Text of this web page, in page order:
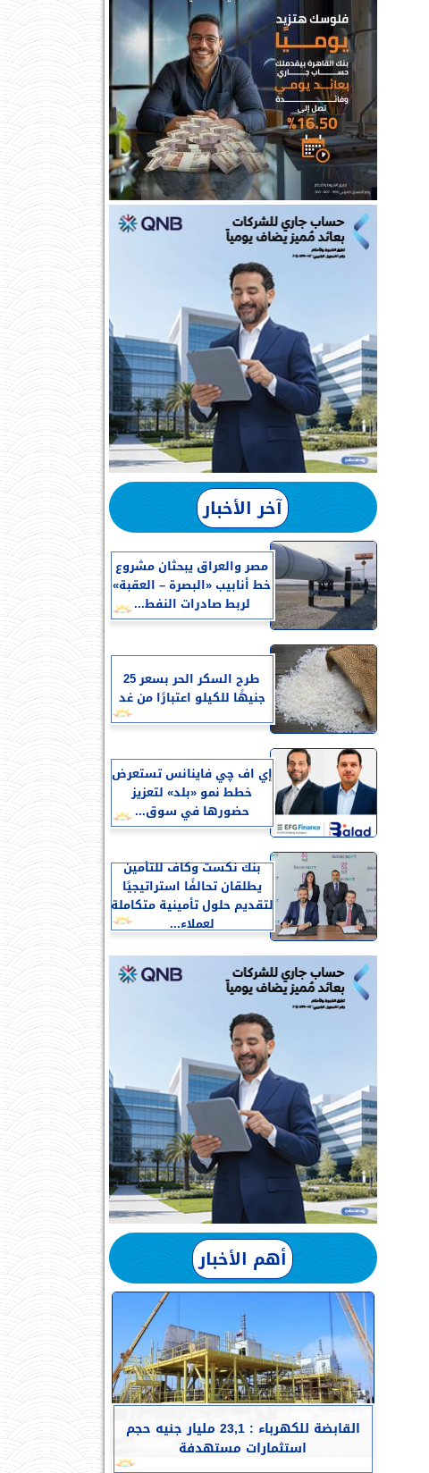
آخر الأخبار
مصر والعراق يبحثان مشروع
خط أنابيب «البصرة – العقبة»
لربط صادرات النفط...
طرح السكر الحر بسعر 25
جنيهًا للكيلو اعتبارًا من غد
إي اف چي فاينانس تستعرض
خطط نمو «بلد» لتعزيز
حضورها في سوق...
بنك نكست وكاف للتأمين
يطلقان تحالفًا استراتيجيًا
لتقديم حلول تأمينية متكاملة
لعملاء...
أهم الأخبار
القابضة للكهرباء : 23,1 مليار جنيه حجم
استثمارات مستهدفة